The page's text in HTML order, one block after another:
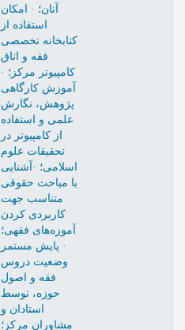
آنان؛ · امکان
استفاده از
کتابخانه تخصصی
فقه و اتاق
کامپیوتر مرکز؛ ·
آموزش کارگاهی
پژوهش، نگارش
علمی و استفاده
از کامپیوتر در
تحقیقات علوم
اسلامی؛ ·آشنایی
با مباحث حقوقی
متناسب جهت
کاربردی کردن
آموزه‌های فقهی؛
· پایش مستمر
وضعیت دروس
فقه و اصول
حوزه، توسط
استادان و
مشاوران مرکز؛